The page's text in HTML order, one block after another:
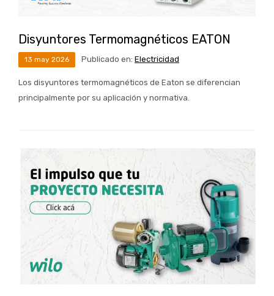
Disyuntores Termomagnéticos EATON
13 may 2026 Publicado en: Electricidad
Los disyuntores termomagnéticos de Eaton se diferencian
principalmente por su aplicación y normativa.